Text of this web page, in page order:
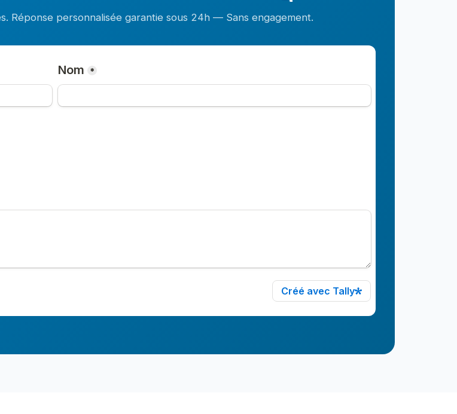
Réponse personnalisée garantie sous 24h — Sans engagement.